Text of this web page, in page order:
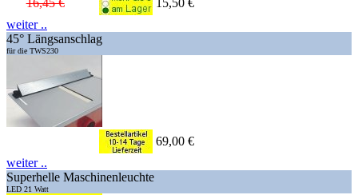
16,45 €
15,50 €
weiter ..
45° Längsanschlag
für die TWS230
69,00 €
weiter ..
Superhelle Maschinenleuchte
LED 21 Watt